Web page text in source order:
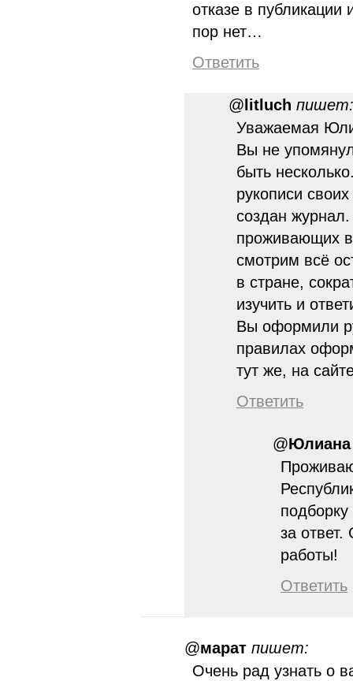
отказе в публикации
пор нет…
Ответить
@ litluch пишет:
Уважаемая
Вы не
быть
рукописи
создан
проживающих
смотрим всё
в стране,
изучить и
Вы оформили
правилах
тут же, на
Ответить
@Юлиана
за
работы!
Ответить
@марат пишет:
Очень рад узнать о